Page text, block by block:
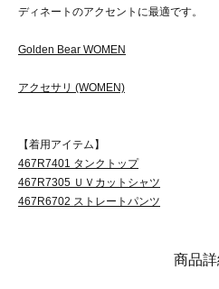
ディネートのアクセントに最適です。
Golden Bear WOMEN
アクセサリ (WOMEN)
【着用アイテム】
467R7401 タンクトップ
467R7305 ＵＶカットシャツ
467R6702 ストレートパンツ
商品